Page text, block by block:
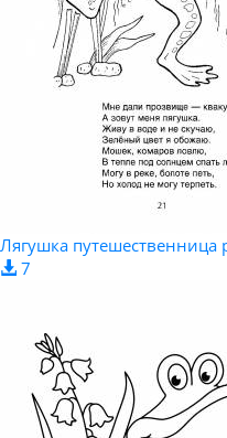
Лягушка путешественница
7